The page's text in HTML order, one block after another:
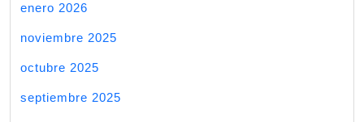
enero 2026
noviembre 2025
octubre 2025
septiembre 2025